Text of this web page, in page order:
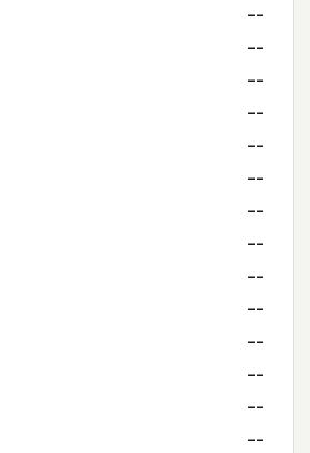
--
--
--
--
--
--
--
--
--
--
--
--
--
--